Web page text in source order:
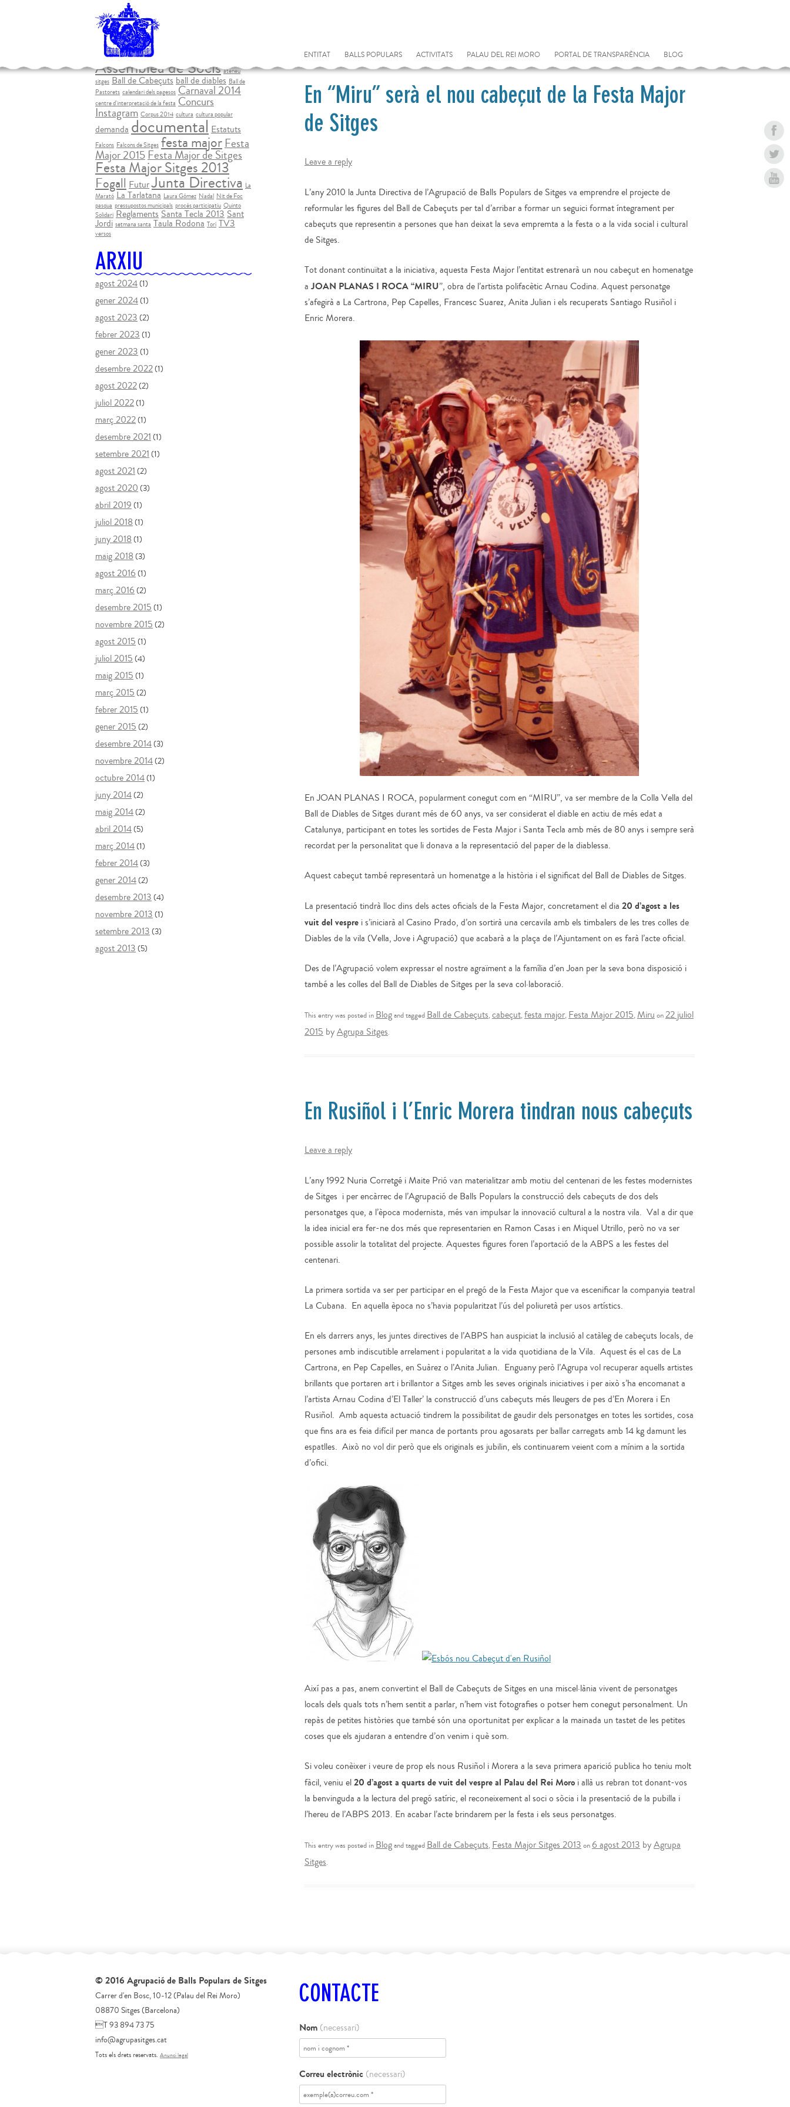
ENTITAT BALLS POPULARS ACTIVITATS PALAU DEL REI MORO PORTAL DE TRANSPARÈNCIA BLOG
En “Miru” serà el nou cabeçut de la Festa Major
de Sitges
Leave a reply
L’any 2010 la Junta Directiva de l’Agrupació de Balls Populars de Sitges va emprendre el projecte de
reformular les figures del Ball de Cabeçuts per tal d’arribar a formar un seguici format íntegrament per
cabeçuts que representin a persones que han deixat la seva empremta a la festa o a la vida social i cultural
de Sitges.
Tot donant continuïtat a la iniciativa, aquesta Festa Major l’entitat estrenarà un nou cabeçut en homenatge
a JOAN PLANAS I ROCA “MIRU”, obra de l’artista polifacètic Arnau Codina. Aquest personatge
s’afegirà a La Cartrona, Pep Capelles, Francesc Suarez, Anita Julian i els recuperats Santiago Rusiñol i
Enric Morera.
En JOAN PLANAS I ROCA, popularment conegut com en “MIRU”, va ser membre de la Colla Vella del
Ball de Diables de Sitges durant més de 60 anys, va ser considerat el diable en actiu de més edat a
Catalunya, participant en totes les sortides de Festa Major i Santa Tecla amb més de 80 anys i sempre serà
recordat per la personalitat que li donava a la representació del paper de la diablessa.
Aquest cabeçut també representarà un homenatge a la història i el significat del Ball de Diables de Sitges.
La presentació tindrà lloc dins dels actes oficials de la Festa Major, concretament el dia 20 d’agost a les
vuit del vesprei s’iniciarà al Casino Prado, d’on sortirà una cercavila amb els timbalers de les tres colles de
Diables de la vila (Vella, Jove i Agrupació) que acabarà a la plaça de l’Ajuntament on es farà l’acte oficial.
Des de l’Agrupació volem expressar el nostre agraïment a la família d’en Joan per la seva bona disposició i
també a les colles del Ball de Diables de Sitges per la seva col·laboració.
This entry was posted inBlogand taggedBall de Cabeçuts,cabeçut,festa major,Festa Major 2015,Miruon22 juliol
2015byAgrupa Sitges.
En Rusiñol i l’Enric Morera tindran nous cabeçuts
Leave a reply
L’any 1992 Nuria Corretgé i Maite Prió van materialitzar amb motiu del centenari de les festes modernistes
de Sitges i per encàrrec de l’Agrupació de Balls Populars la construcció dels cabeçuts de dos dels
personatges que, a l’època modernista, més van impulsar la innovació cultural a la nostra vila. Val a dir que
la idea inicial era fer-ne dos més que representarien en Ramon Casas i en Miquel Utrillo, però no va ser
possible assolir la totalitat del projecte. Aquestes figures foren l’aportació de la ABPS a les festes del
centenari.
La primera sortida va ser per participar en el pregó de la Festa Major que va escenificar la companyia teatral
La Cubana. En aquella època no s’havia popularitzat l’ús del poliuretà per usos artístics.
En els darrers anys, les juntes directives de l’ABPS han auspiciat la inclusió al catàleg de cabeçuts locals, de
persones amb indiscutible arrelament i popularitat a la vida quotidiana de la Vila. Aquest és el cas de La
Cartrona, en Pep Capelles, en Suàrez o l’Anita Julian. Enguany però l’Agrupa vol recuperar aquells artistes
brillants que portaren art i brillantor a Sitges amb les seves originals iniciatives i per això s’ha encomanat a
l’artista Arnau Codina d’El Taller’ la construcció d’uns cabeçuts més lleugers de pes d’En Morera i En
Rusiñol. Amb aquesta actuació tindrem la possibilitat de gaudir dels personatges en totes les sortides, cosa
que fins ara es feia difícil per manca de portants prou agosarats per ballar carregats amb 14 kg damunt les
espatlles. Això no vol dir però que els originals es jubilin, els continuarem veient com a mínim a la sortida
d’ofici.
Així pas a pas, anem convertint el Ball de Cabeçuts de Sitges en una miscel·lània vivent de personatges
locals dels quals tots n’hem sentit a parlar, n’hem vist fotografies o potser hem conegut personalment. Un
repàs de petites històries que també són una oportunitat per explicar a la mainada un tastet de les petites
coses que els ajudaran a entendre d’on venim i què som.
Si voleu conèixer i veure de prop els nous Rusiñol i Morera a la seva primera aparició publica ho teniu molt
fàcil, veniu el20 d’agost a quarts de vuit del vespre al Palau del Rei Moroi allà us rebran tot donant-vos
la benvinguda a la lectura del pregó satíric, el reconeixement al soci o sòcia i la presentació de la pubilla i
l’hereu de l’ABPS 2013. En acabar l’acte brindarem per la festa i els seus personatges.
This entry was posted inBlogand taggedBall de Cabeçuts,Festa Major Sitges 2013on6 agost 2013byAgrupa
Sitges.
ETIQUETES
activitatsAgrupaSitges
2014Assemblea 2015
Assemblea de Socis ateneu
sitges Ball de Cabeçuts ball de diables Ball de
Pastorets calendari dels pagesos Carnaval 2014
centre d'interpretació de la festa Concurs
Instagram Corpus 2014 cultura cultura popular
demanda documental Estatuts
Falcons Falcons de Sitges festa majorFesta
Major 2015Festa Major de Sitges
Festa Major Sitges 2013
Fogall FuturJunta Directiva La
Marató La Tarlatana Laura Gómez Nadal Nit de Foc
pasqua pressupostos municipals procés participatiu Quinto
Solidari Reglaments Santa Tecla 2013 Sant
Jordi setmana santa Taula Rodona Torí TV3
versos
ARXIU
agost 2024(1)
gener 2024(1)
agost 2023 (2)
febrer 2023 (1)
gener 2023 (1)
desembre 2022(1)
agost 2022(2)
juliol 2022(1)
març 2022(1)
desembre 2021 (1)
setembre 2021 (1)
agost 2021 (2)
agost 2020 (3)
abril 2019 (1)
juliol 2018 (1)
juny 2018 (1)
maig 2018 (3)
agost 2016 (1)
març 2016 (2)
desembre 2015 (1)
novembre 2015 (2)
agost 2015 (1)
juliol 2015 (4)
maig 2015 (1)
març 2015 (2)
febrer 2015 (1)
gener 2015 (2)
desembre 2014(3)
novembre 2014(2)
octubre 2014(1)
juny 2014(2)
maig 2014(2)
abril 2014(5)
març 2014(1)
febrer 2014(3)
gener 2014(2)
desembre 2013 (4)
novembre 2013 (1)
setembre 2013 (3)
agost 2013 (5)
© 2016 Agrupació de Balls Populars de Sitges
Carrer d'en Bosc, 10-12 (Palau del Rei Moro)
08870 Sitges (Barcelona)
T 93 894 73 75
info@agrupasitges.cat
Tots els drets reservats. Anunci legal
CONTACTE
Nom (necessari)
Correu electrònic (necessari)